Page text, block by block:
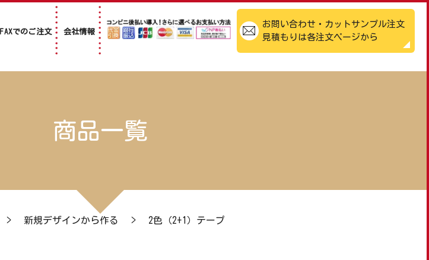
FAXでのご注文 会社情報
お問い合わせ・カットサンプル注文
見積もりは各注文ページから
商品一覧
> 新規デザインから作る > 2色（2+1）テープ